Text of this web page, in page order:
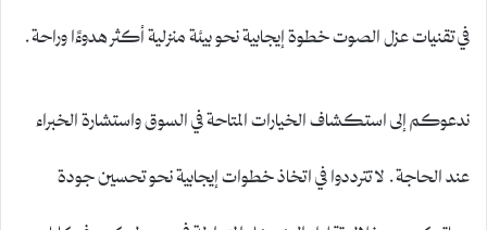
في تقنيات عزل الصوت خطوة إيجابية نحو بيئة منزلية أكثر هدوءًا وراحة.
ندعوكم إلى استكشاف الخيارات المتاحة في السوق واستشارة الخبراء
عند الحاجة. لا تترددوا في اتخاذ خطوات إيجابية نحو تحسين جودة